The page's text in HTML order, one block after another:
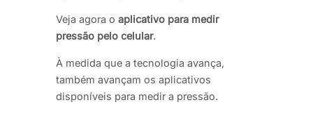
Veja agora o aplicativo para medir
pressão pelo celular.
À medida que a tecnologia avança,
também avançam os aplicativos
disponíveis para medir a pressão.